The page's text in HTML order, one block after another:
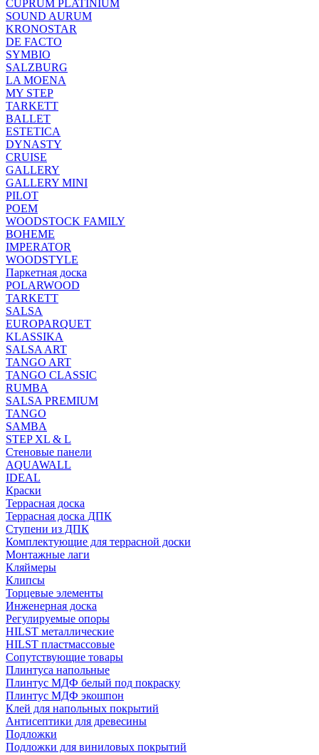
CUPRUM PLATINIUM
SOUND AURUM
KRONOSTAR
DE FACTO
SYMBIO
SALZBURG
LA MOENA
MY STEP
TARKETT
BALLET
ESTETICA
DYNASTY
CRUISE
GALLERY
GALLERY MINI
PILOT
POEM
WOODSTOCK FAMILY
BOHEME
IMPERATOR
WOODSTYLE
Паркетная доска
POLARWOOD
TARKETT
SALSA
EUROPARQUET
KLASSIKA
SALSA ART
TANGO ART
TANGO CLASSIC
RUMBA
SALSA PREMIUM
TANGO
SAMBA
STEP XL & L
Стеновые панели
AQUAWALL
IDEAL
Краски
Террасная доска
Террасная доска ДПК
Ступени из ДПК
Комплектующие для террасной доски
Монтажные лаги
Кляймеры
Клипсы
Торцевые элементы
Инженерная доска
Регулируемые опоры
HILST металлические
HILST пластмассовые
Сопутствующие товары
Плинтуса напольные
Плинтус МДФ белый под покраску
Плинтус МДФ экошпон
Клей для напольных покрытий
Антисептики для древесины
Подложки
Подложки для виниловых покрытий